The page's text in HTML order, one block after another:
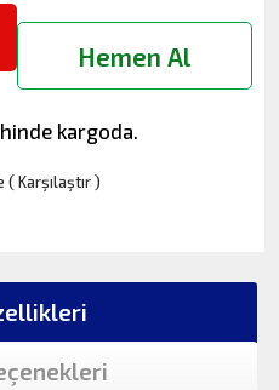
Hemen Al
kargoda.
(Karşılaştır)